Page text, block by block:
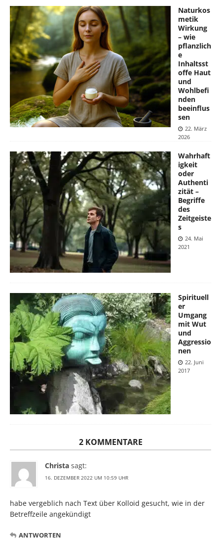
Naturkos
metik
Wirkung
– wie
pflanzlich
e
Inhaltsst
offe Haut
und
Wohlbefi
nden
beeinflus
sen
22. März
2026
Wahrhaft
igkeit
oder
Authenti
zität –
Begriffe
des
Zeitgeiste
s
24. Mai
2021
Spirituell
er
Umgang
mit Wut
und
Aggressio
nen
22. Juni
2017
2 KOMMENTARE
Christa sagt:
16. DEZEMBER 2022 UM 10:59 UHR
habe vergeblich nach Text über Kolloid gesucht, wie in der
Betreffzeile angekündigt
ANTWORTEN